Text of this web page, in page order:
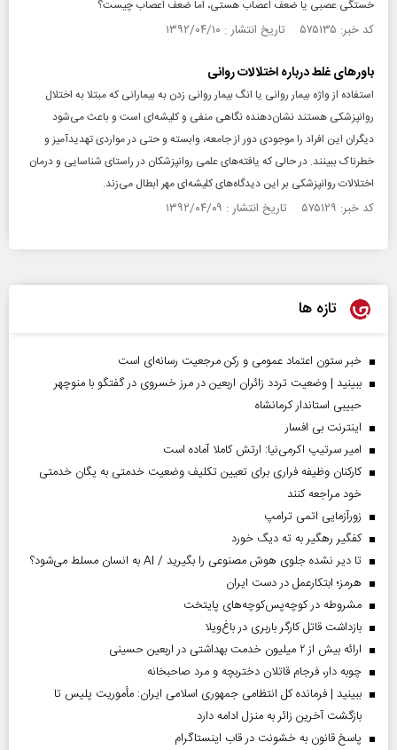
خستگی عصبی یا ضعف اعصاب هستی، اما ضعف اعصاب چیست؟
کد خبر: ۵۷۵۱۳۵ تاریخ انتشار : ۱۳۹۲/۰۴/۱۰
باورهای غلط درباره اختلالات روانی
استفاده از واژه بیمار روانی یا انگ بیمار روانی زدن به بیمارانی که مبتلا به اختلال
روانپزشکی هستند نشان‌دهنده نگاهی منفی و کلیشه‌ای است و باعث می‌شود
دیگران این افراد را موجودی دور از جامعه، وابسته و حتی در مواردی تهدیدآمیز و
خطرناک ببینند. در حالی که یافته‌های علمی روانپزشکان در راستای شناسایی و درمان
اختلالات روانپزشکی بر این دیدگاه‌های کلیشه‌ای مهر ابطال می‌زند.
کد خبر: ۵۷۵۱۲۹ تاریخ انتشار : ۱۳۹۲/۰۴/۰۹
تازه ها
خبر ستون اعتماد عمومی و رکن مرجعیت رسانه‌ای است
ببینید | وضعیت تردد زائران اربعین در مرز خسروی در گفتگو با منوچهر
حبیبی استاندار کرمانشاه
اینترنت بی افسار
امیر سرتیپ اکرمی‌نیا: ارتش کاملا آماده است
کارکنان وظیفه فراری برای تعیین تکلیف وضعیت خدمتی به یگان خدمتی
خود مراجعه کنند
زورآزمایی اتمی ترامپ
کفگیر رهگیر به ته دیگ خورد
تا دیر نشده جلوی هوش مصنوعی را بگیرید / AI به انسان مسلط می‌شود؟
هرمز؛ ابتکارعمل در دست ایران
مشروطه در کوچه‌پس‌کوچه‌های پایتخت
بازداشت قاتل کارگر باربری در باغ‌ویلا
ارائه بیش از ۲ میلیون خدمت بهداشتی در اربعین حسینی
چوبه دار، فرجام قاتلان دختربچه و مرد صاحبخانه
ببینید | فرمانده کل انتظامی جمهوری اسلامی ایران­: مأموریت پلیس تا
بازگشت آخرین زائر به منزل ادامه دارد
پاسخ قانون به خشونت در قاب اینستاگرام